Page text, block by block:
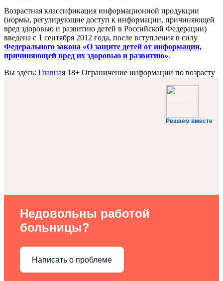
Возрастная классификация информационной продукции
(нормы, регулирующие доступ к информации, причиняющей
вред здоровью и развитию детей в Российской Федерации)
введена с 1 сентября 2012 года, после вступления в силу
Федерального закона «О защите детей от информации,
причиняющей вред их здоровью и развитию».
Вы здесь: Главная 18+ Ограничение информации по возрасту
Решаем вместе
Недовольны работой
больницы?
Написать о проблеме